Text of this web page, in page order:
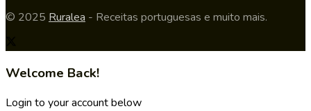
© 2025 Ruralea - Receitas portuguesas e muito mais.
Welcome Back!
Login to your account below